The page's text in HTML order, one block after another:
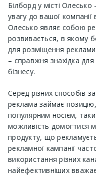
Білборд у місті
увагу до вашої компанії
Олесько являє собою
розвивається, в якому
для розміщення
– справжня знахідка
бізнесу.
Серед різних способів
реклама займає
популярним носієм,
можливість домогтися
продукту, що
рекламної кампанії
використання різних
найефективніших